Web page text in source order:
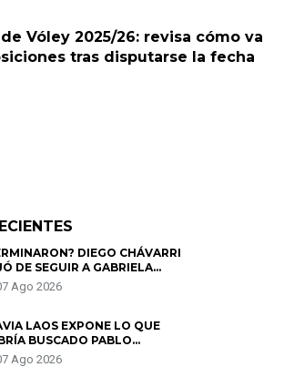
Vóley 2025/26: revisa cómo va
tras disputarse la fecha
DIEGO CHÁVARRI
DE SEGUIR A GABRIELA
Y ANUNCIA SU SALIDA
Ago 2026
LAOS EXPONE LO QUE
BUSCADO PABLO
CON ALE FULLER: “UNA
PARTES QUERÍA EL
Ago 2026